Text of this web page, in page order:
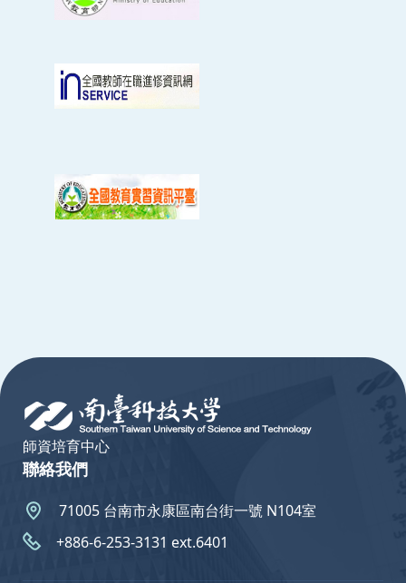
師資培育中心
聯絡我們
71005 台南市永康區南台街一號 N104室
+886-6-253-3131 ext.6401